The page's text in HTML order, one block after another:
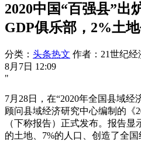
2020中国“百强县”出
GDP俱乐部，2%土
分类： 头条热文 作者：21世纪经
8月7日 12:09
"
7月28日，在“2020年全国县域经
顾问县域经济研究中心编制的《
（下称报告）正式发布。报告
的土地、7%的人口、创造了全